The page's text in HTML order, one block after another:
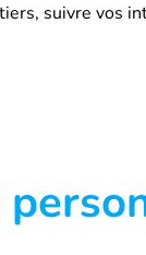
suivre vos